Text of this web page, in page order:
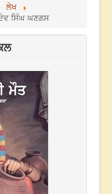
ਲੇਖ
ਸਿੰਘ ਘਣਗਸ